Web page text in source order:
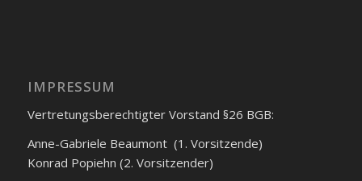
IMPRESSUM
Vertretungsberechtigter Vorstand §26 BGB:
Anne-Gabriele Beaumont (1. Vorsitzende)
Konrad Popiehn (2. Vorsitzender)